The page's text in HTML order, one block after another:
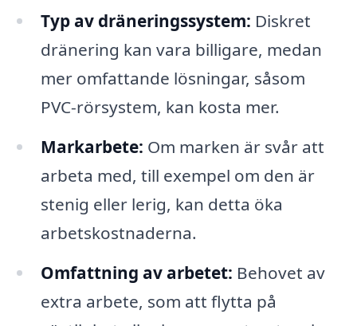
Typ av dräneringssystem: Diskret
dränering kan vara billigare, medan
mer omfattande lösningar, såsom
PVC-rörsystem, kan kosta mer.
Markarbete: Om marken är svår att
arbeta med, till exempel om den är
stenig eller lerig, kan detta öka
arbetskostnaderna.
Omfattning av arbetet: Behovet av
extra arbete, som att flytta på